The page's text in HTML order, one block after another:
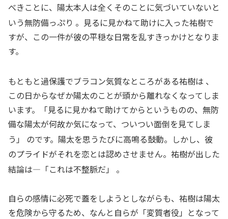
べきことに、陽太本人は全くそのことに気づいていないと
いう無防備っぷり 。見るに見かねて助けに入った祐樹で
すが、この一件が彼の平穏な日常を乱すきっかけとなりま
す。
もともと過保護でブラコン気質なところがある祐樹は 、
この日からなぜか陽太のことが頭から離れなくなってしま
います。「見るに見かねて助けてからというものの、無防
備な陽太が何故か気になって、ついつい面倒を見てしま
う」 のです。陽太を思うたびに高鳴る鼓動。しかし、彼
のプライドがそれを恋とは認めさせません。祐樹が出した
結論は—「これは不整脈だ」 。
自らの感情に必死で蓋をしようとしながらも、祐樹は陽太
を危険から守るため、なんと自らが「変質者役」となって